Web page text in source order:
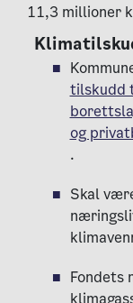
11,3 millioner
tilskudd
og
.
Skal
Fondets